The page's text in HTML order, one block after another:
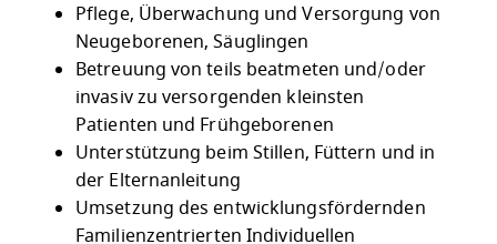
Pflege, Überwachung und Versorgung von
Neugeborenen, Säuglingen
Betreuung von teils beatmeten und/oder
invasiv zu versorgenden kleinsten
Patienten und Frühgeborenen
Unterstützung beim Stillen, Füttern und in
der Elternanleitung
Umsetzung des entwicklungsfördernden
Familienzentrierten Individuellen